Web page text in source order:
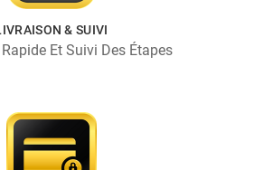
& SUIVI
Et Suivi Des Étapes